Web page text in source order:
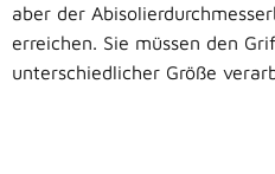
aber der
erreichen. Sie müssen den
unterschiedlicher Größe